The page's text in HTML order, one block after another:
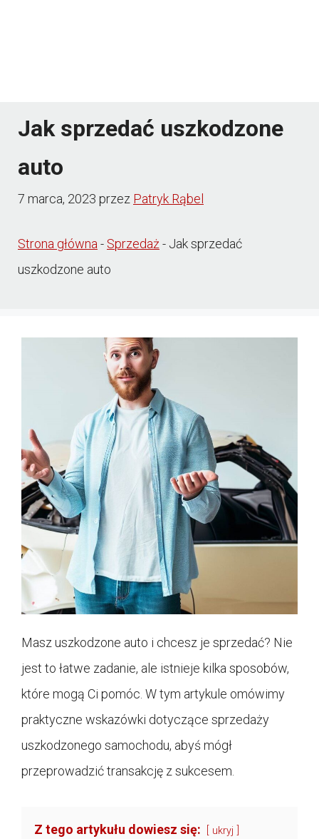
Jak sprzedać uszkodzone
auto
7 marca, 2023 przez Patryk Rąbel
Strona główna- Sprzedaż- Jak sprzedać
uszkodzone auto
Masz uszkodzone auto i chcesz je sprzedać? Nie
jest to łatwe zadanie, ale istnieje kilka sposobów,
które mogą Ci pomóc. W tym artykule omówimy
praktyczne wskazówki dotyczące sprzedaży
uszkodzonego samochodu, abyś mógł
przeprowadzić transakcję z sukcesem.
Z tego artykułu dowiesz się: ukryj